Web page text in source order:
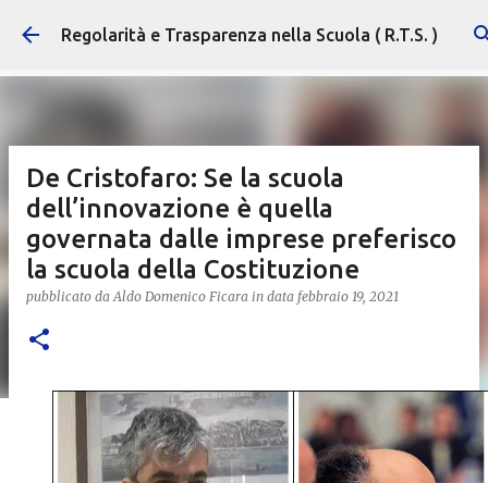
Passa ai contenuti principali
Regolarità e Trasparenza nella Scuola ( R.T.S. )
De Cristofaro: Se la scuola
dell’innovazione è quella
governata dalle imprese preferisco
la scuola della Costituzione
pubblicato daAldo Domenico Ficara in data febbraio 19, 2021